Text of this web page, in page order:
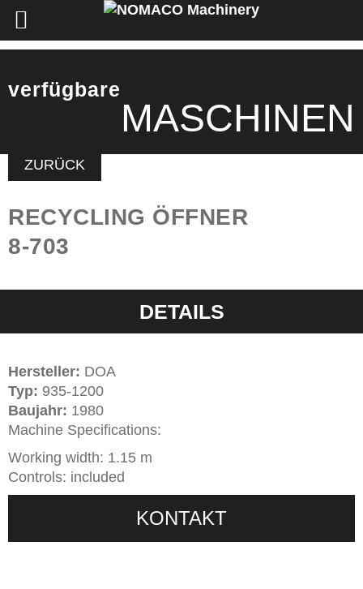
verfügbare
MASCHINEN
ZURÜCK
RECYCLING ÖFFNER
8-703
DETAILS
Hersteller: DOA
Typ: 935-1200
Baujahr: 1980
Machine Specifications:
Working width: 1.15 m
Controls: included
KONTAKT